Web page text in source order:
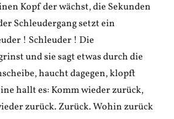
Kopf der wächst, die Sekunden
Schleudergang setzt ein
! Schleuder ! Die
und sie sagt etwas durch die
haucht dagegen, klopft
hallt es: Komm wieder zurück,
zurück. Zurück. Wohin zurück